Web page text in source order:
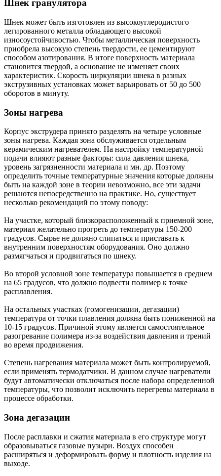
Шнек гранулятора
Шнек может быть изготовлен из высокоуглеродистого
легированного металла обладающего высокой
износоустойчивостью. Чтобы металлическая поверхность
приобрела высокую степень твердости, ее цементируют
способом азотирования. В итоге поверхность материала
становится твердой, а основание не изменяет своих
характеристик. Скорость циркуляции шнека в разных
экструзивных установках может варьировать от 50 до 500
оборотов в минуту.
Зоны нагрева
Корпус экструдера принято разделять на четыре условные
зоны нагрева. Каждая зона обслуживается отдельным
керамическим нагревателем. На настройку температурной
подачи влияют разные факторы: сила давления шнека,
уровень загрязненности материала и мн. др. Поэтому
определить точные температурные значения которые должны
быть на каждой зоне в теории невозможно, все эти задачи
решаются непосредственно на практике. Но, существует
несколько рекомендаций по этому поводу:
На участке, который близкорасположенный к приемной зоне,
материал желательно прогреть до температуры 150-200
градусов. Сырье не должно слипаться и приставать к
внутренним поверхностям оборудования. Оно должно
размягчаться и продвигаться по шнеку.
Во второй условной зоне температура повышается в среднем
на 65 градусов, что должно подвести полимер к точке
расплавления.
На остальных участках (гомогенизации, дегазации)
температура от точки плавления должна быть пониженной на
10-15 градусов. Причиной этому является самостоятельное
разогревание полимера из-за воздействия давления и трений
во время продвижения.
Степень нагревания материала может быть контролируемой,
если применять термодатчики. В данном случае нагреватели
будут автоматически отключаться после набора определенной
температуры, что позволит исключить перегревы материала в
процессе обработки.
Зона дегазации
После расплавки и сжатия материала в его структуре могут
образовываться газовые пузыри. Воздух способен
расширяться и деформировать форму и плотность изделия на
выходе.